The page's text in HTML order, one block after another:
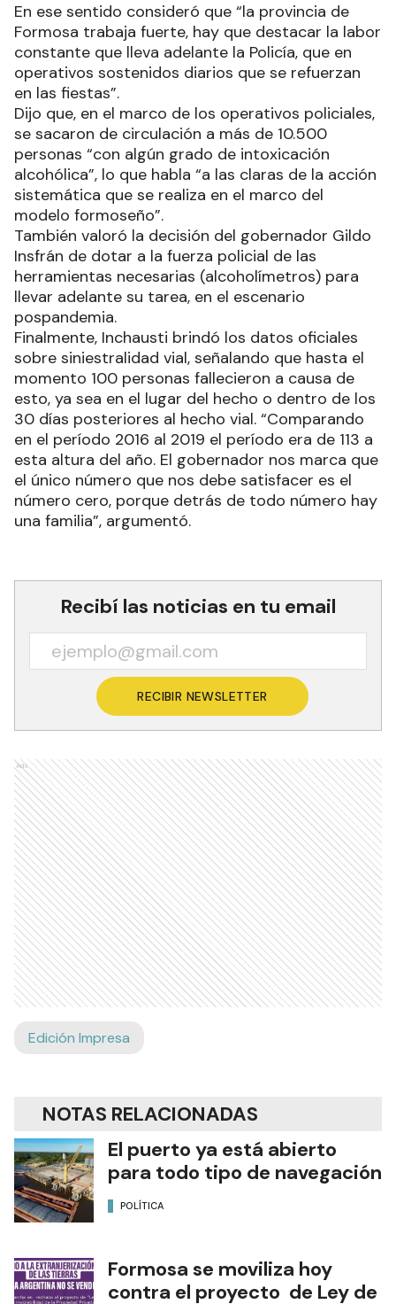
En ese sentido consideró que “la provincia de
Formosa trabaja fuerte, hay que destacar la labor
constante que lleva adelante la Policía, que en
operativos sostenidos diarios que se refuerzan
en las fiestas”.
Dijo que, en el marco de los operativos policiales,
se sacaron de circulación a más de 10.500
personas “con algún grado de intoxicación
alcohólica”, lo que habla “a las claras de la acción
sistemática que se realiza en el marco del
modelo formoseño”.
También valoró la decisión del gobernador Gildo
Insfrán de dotar a la fuerza policial de las
herramientas necesarias (alcoholímetros) para
llevar adelante su tarea, en el escenario
pospandemia.
Finalmente, Inchausti brindó los datos oficiales
sobre siniestralidad vial, señalando que hasta el
momento 100 personas fallecieron a causa de
esto, ya sea en el lugar del hecho o dentro de los
30 días posteriores al hecho vial. “Comparando
en el período 2016 al 2019 el período era de 113 a
esta altura del año. El gobernador nos marca que
el único número que nos debe satisfacer es el
número cero, porque detrás de todo número hay
una familia”, argumentó.
Recibí las noticias en tu email
RECIBIR NEWSLETTER
Ads
Edición Impresa
NOTAS RELACIONADAS
El puerto ya está abierto
para todo tipo de navegación
POLÍTICA
Formosa se moviliza hoy
contra el proyecto de Ley de